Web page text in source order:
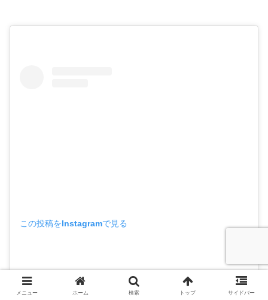
この投稿をInstagramで見る
メニュー ホーム 検索 トップ サイドバー